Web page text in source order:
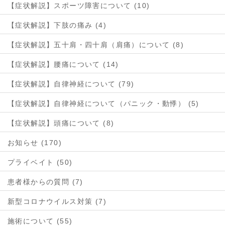
【症状解説】スポーツ障害について (10)
【症状解説】下肢の痛み (4)
【症状解説】五十肩・四十肩（肩痛）について (8)
【症状解説】腰痛について (14)
【症状解説】自律神経について (79)
【症状解説】自律神経について（パニック・動悸） (5)
【症状解説】頭痛について (8)
お知らせ (170)
プライベイト (50)
患者様からの質問 (7)
新型コロナウイルス対策 (7)
施術について (55)